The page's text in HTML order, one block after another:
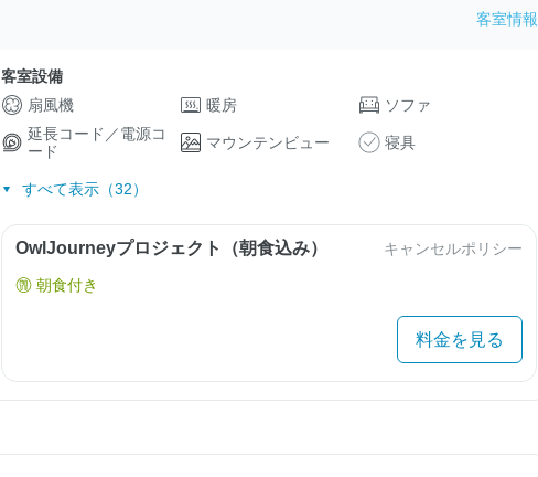
客室情報
客室設備
扇風機
暖房
ソファ
延長コード／電源コ
ード
マウンテンビュー 寝具
すべて表示（32）
OwlJourneyプロジェクト（朝食込み） キャンセルポリシー
朝食付き
料金を見る